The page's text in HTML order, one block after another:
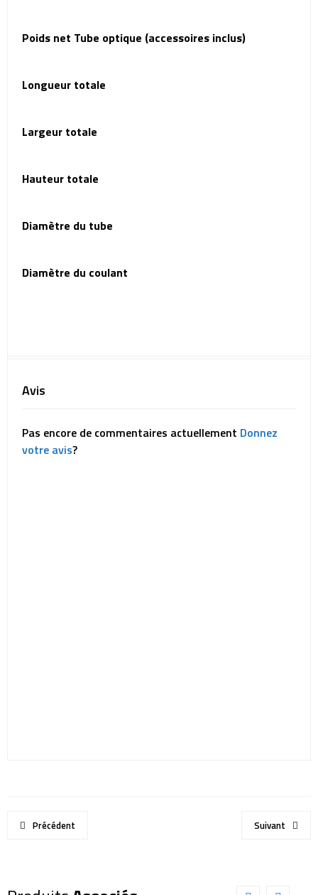
Poids net Tube optique (accessoires inclus)
Longueur totale
Largeur totale
Hauteur totale
Diamètre du tube
Diamètre du coulant
Avis
Pas encore de commentaires actuellement Donnez
votre avis?
Précédent Suivant